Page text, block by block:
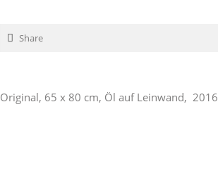
Share
Original, 65 x 80 cm, Öl auf Leinwand, 2016